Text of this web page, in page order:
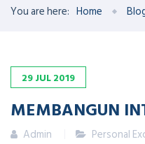
You are here: Home
29JUL2019
MEMBANGUN
Admin Personal